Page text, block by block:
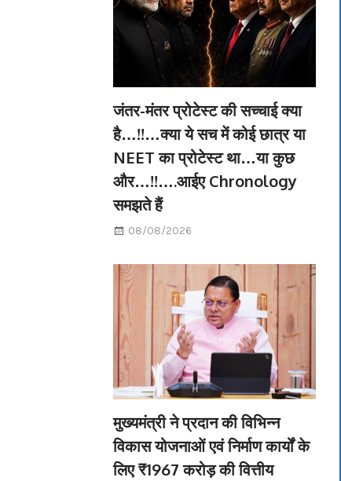
जंतर-मंतर प्रोटेस्ट की सच्चाई क्या
है…!!…क्या ये सच में कोई छात्र या
NEET का प्रोटेस्ट था…या कुछ
और…!!….आईए Chronology
समझते हैं
08/08/2026
मुख्यमंत्री ने प्रदान की विभिन्न
विकास योजनाओं एवं निर्माण कार्यों के
लिए ₹1967 करोड़ की वित्तीय